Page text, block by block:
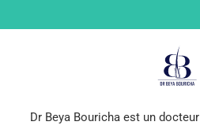
Dr Beya Bouricha est un